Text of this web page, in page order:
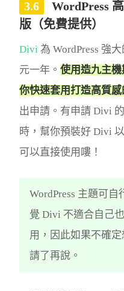
WordPress
版（免費提供）
Divi 為 WordPress 強
元一年。 使用造九主
你快速套用打造高質感
出申請。有申請 Divi
時，幫你預裝好 Divi
可以直接使用嘍！
WordPress 主題可
覺 Divi 不適合自己
用，因此如果不確
請了再說。